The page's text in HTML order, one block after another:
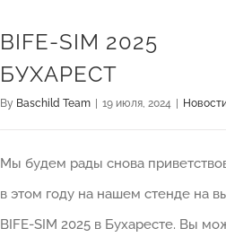
BIFE-SIM 2025
БУХАРЕСТ
By Baschild Team 19 июля, 2024
Мы будем рады снова
в этом году на нашем стенде на
BIFE-SIM 2025 в Бухаресте. Вы